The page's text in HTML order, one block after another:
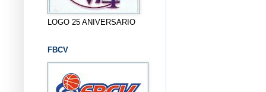
LOGO 25 ANIVERSARIO
FBCV